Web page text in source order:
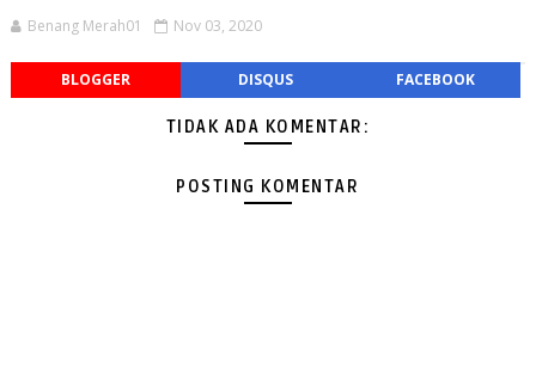
Benang Merah01 Nov 03, 2020
BLOGGER DISQUS FACEBOOK
TIDAK ADA KOMENTAR:
POSTING KOMENTAR